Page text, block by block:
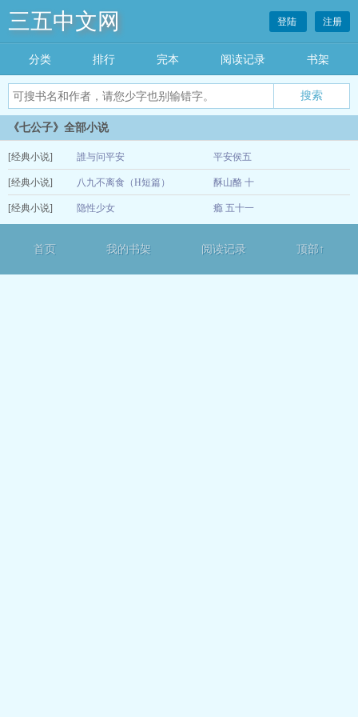
三五中文网 登陆 注册
分类 排行 完本 阅读记录 书架
《七公子》全部小说
[经典小说] 誰与问平安 平安侯五
[经典小说] 八九不离食（H短篇） 酥山酪 十
[经典小说] 隐性少女 瘾 五十一
首页 我的书架 阅读记录 顶部↑